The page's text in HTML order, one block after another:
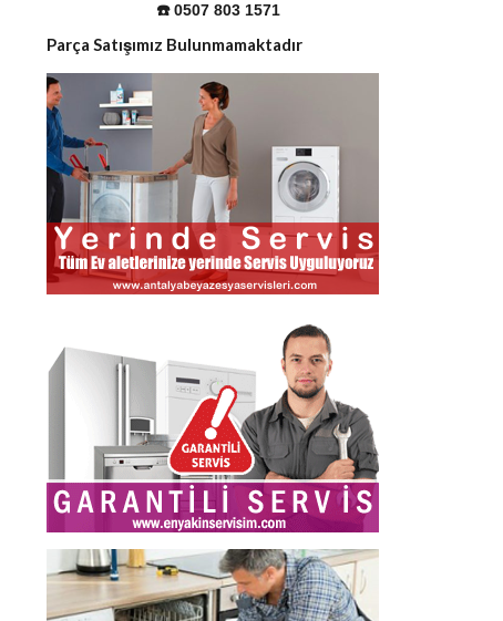
☎️ 0507 803 1571
Parça Satışımız Bulunmamaktadır